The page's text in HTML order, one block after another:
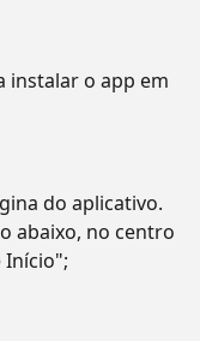
instalar o app em
do aplicativo.
abaixo, no centro
Início";